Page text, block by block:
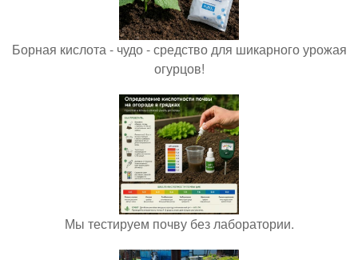
Борная кислота - чудо - средство для шикарного урожая
огурцов!
Мы тестируем почву без лаборатории.